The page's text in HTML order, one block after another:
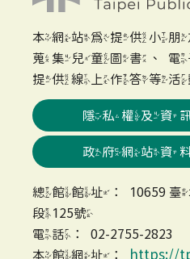
本網站為提供小朋
蒐集兒童圖書、
提供線上作答等活
隱私權及資
政府網站資
總館館址：10659
段125號
電話：02-2755-2823
本館網址：
https://